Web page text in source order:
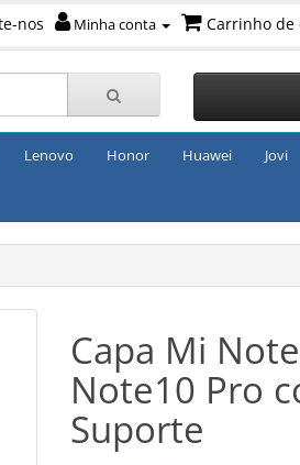
nos Minha conta Carrinho de
Lenovo Honor Huawei Jovi
Capa Mi
Note10 Pro
Suporte